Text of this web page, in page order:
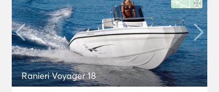
Ranieri Voyager 18